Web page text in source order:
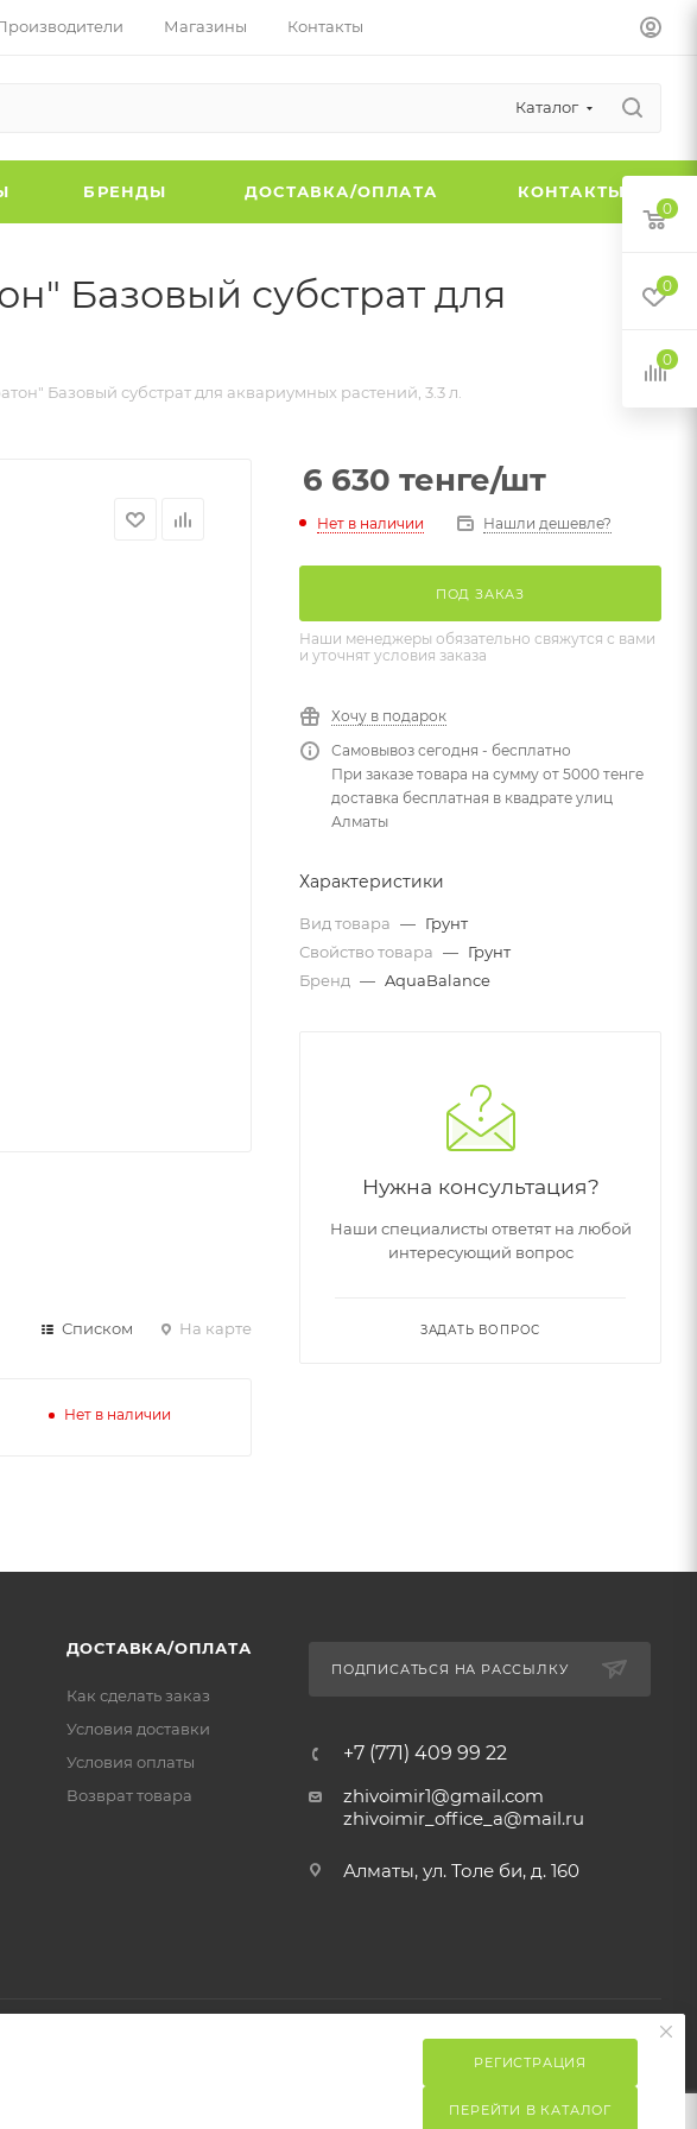
Магазины Контакты
Каталог
БРЕНДЫ ДОСТАВКА/ОПЛАТА КОНТАКТЫ
Базовый субстрат для
Базовый субстрат для аквариумных растений, 3.3 л.
Списком На карте
Нет в наличии
6 630 тенге/шт
Нет в наличии Нашли дешевле?
ПОД ЗАКАЗ
Наши менеджеры обязательно свяжутся с вами
и уточнят условия заказа
Хочу в подарок
Самовывоз сегодня - бесплатно
При заказе товара на сумму от 5000 тенге
доставка бесплатная в квадрате улиц
Алматы
Характеристики
Вид товара — Грунт
Свойство товара — Грунт
Бренд — AquaBalance
Нужна консультация?
Наши специалисты ответят на любой
интересующий вопрос
ЗАДАТЬ ВОПРОС
ДОСТАВКА/ОПЛАТА
Как сделать заказ
Условия доставки
Условия оплаты
Возврат товара
ПОДПИСАТЬСЯ НА РАССЫЛКУ
+7 (771) 409 99 22
zhivoimir1@gmail.com
zhivoimir_office_a@mail.ru
Алматы, ул. Толе би, д. 160
0
0
0
РЕГИСТРАЦИЯ
ПЕРЕЙТИ В КАТАЛОГ